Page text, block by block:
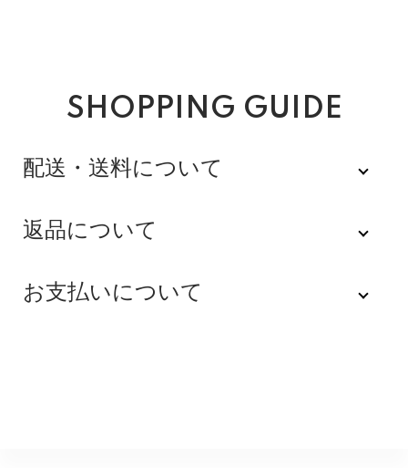
SHOPPING GUIDE
配送・送料について
佐川急便
全品送料無料にてお届けいたします。
※配達時間を指定できない地域（郡部以下は時間指定不
返品について
不良品
お支払いについて